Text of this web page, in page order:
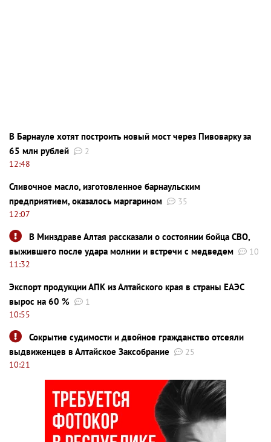
В Барнауле хотят построить новый мост через Пивоварку за
65 млн рублей
2
12:48
Сливочное масло, изготовленное барнаульским
предприятием, оказалось маргарином
35
12:07
В Минздраве Алтая рассказали о состоянии бойца СВО,
выжившего после удара молнии и встречи с медведем
10
11:32
Экспорт продукции АПК из Алтайского края в страны ЕАЭС
вырос на 60 %
1
10:55
Сокрытие судимости и двойное гражданство отсеяли
выдвиженцев в Алтайское Заксобрание
25
10:21